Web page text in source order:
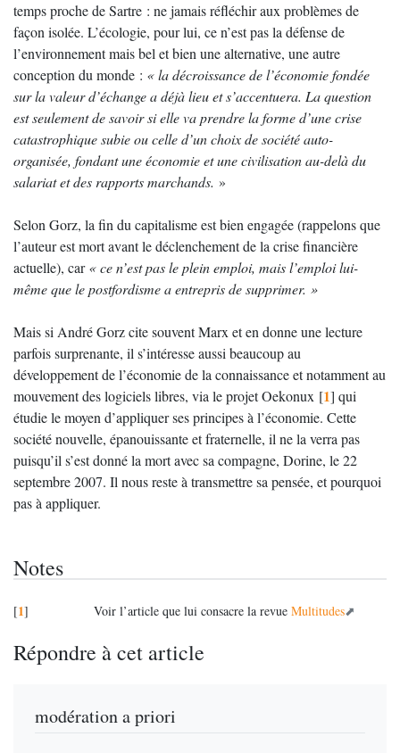
temps proche de Sartre : ne jamais réfléchir aux problèmes de
façon isolée. L’écologie, pour lui, ce n’est pas la défense de
l’environnement mais bel et bien une alternative, une autre
conception du monde : « la décroissance de l’économie fondée
sur la valeur d’échange a déjà lieu et s’accentuera. La question
est seulement de savoir si elle va prendre la forme d’une crise
catastrophique subie ou celle d’un choix de société auto-
organisée, fondant une économie et une civilisation au-delà du
salariat et des rapports marchands. »
Selon Gorz, la fin du capitalisme est bien engagée (rappelons que
l’auteur est mort avant le déclenchement de la crise financière
actuelle), car« ce n’est pas le plein emploi, mais l’emploi lui-
même que le postfordisme a entrepris de supprimer. »
Mais si André Gorz cite souvent Marx et en donne une lecture
parfois surprenante, il s’intéresse aussi beaucoup au
développement de l’économie de la connaissance et notamment au
mouvement des logiciels libres, via le projet Oekonux [1] qui
étudie le moyen d’appliquer ses principes à l’économie. Cette
société nouvelle, épanouissante et fraternelle, il ne la verra pas
puisqu’il s’est donné la mort avec sa compagne, Dorine, le 22
septembre 2007. Il nous reste à transmettre sa pensée, et pourquoi
pas à appliquer.
Notes
[1] Voir l’article que lui consacre la revue Multitudes
Répondre à cet article
modération a priori